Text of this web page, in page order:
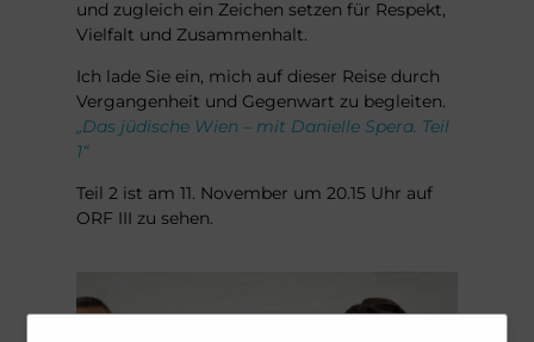
und zugleich ein Zeichen setzen für Respekt,
Vielfalt und Zusammenhalt.
Ich lade Sie ein, mich auf dieser Reise durch
Vergangenheit und Gegenwart zu begleiten.
„Das jüdische Wien – mit Danielle Spera. Teil
1“
Teil 2 ist am 11. November um 20.15 Uhr auf
ORF III zu sehen.